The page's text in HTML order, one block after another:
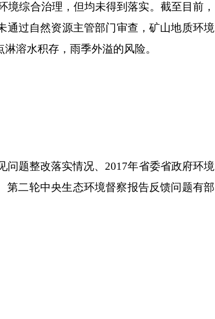
境综合治理，但均未得到落实。截至目前，
通过自然资源主管部门审查，矿山地质环境
溶水积存，雨季外溢的风险。
题整改落实情况、 2017年省委省政府环境
第二轮中央生态环境督察报告反馈问题有部